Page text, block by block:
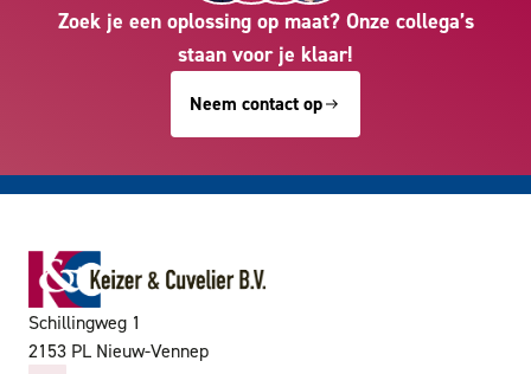
Zoek je een oplossing op maat? Onze collega’s
staan voor je klaar!
Neem contact op
Schillingweg 1
2153 PL Nieuw-Vennep